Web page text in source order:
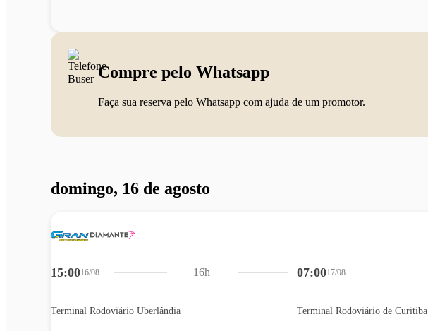
Compre pelo Whatsapp
Faça sua reserva pelo Whatsapp com ajuda de um promotor.
domingo, 16 de agosto
15:0016/08
Terminal Rodoviário Uberlândia
07:0017/08
Terminal Rodoviário de Curitiba
16h